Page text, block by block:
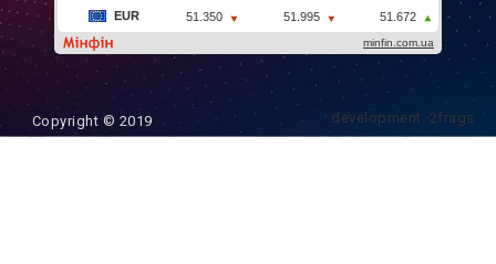
Copyright © 2019 development: 2frags